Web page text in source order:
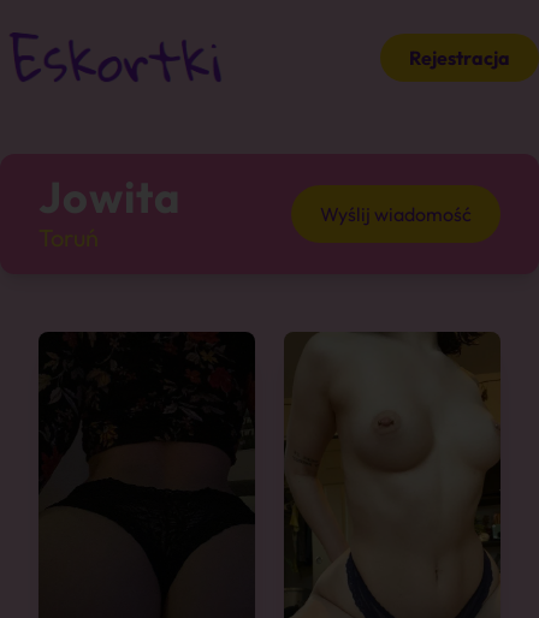
Rejestracja
Jowita Wyślij wiadomość